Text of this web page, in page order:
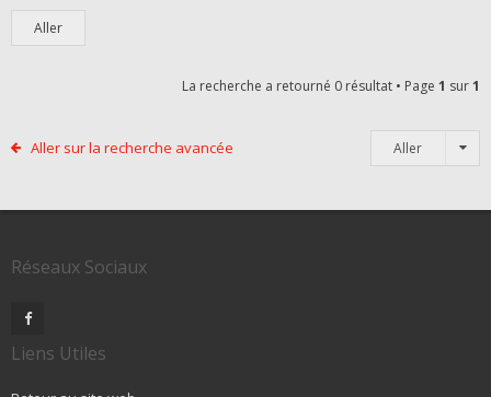
La recherche a retourné 0 résultat • Page 1 sur1
Aller sur la recherche avancée Aller
Réseaux Sociaux
Liens Utiles